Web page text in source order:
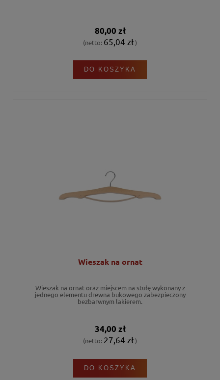
80,00 zł
(netto: 65,04 zł)
DO KOSZYKA
Wieszak na ornat
Wieszak na ornat oraz miejscem na stułę wykonany z
jednego elementu drewna bukowego zabezpieczony
bezbarwnym lakierem.
34,00 zł
(netto: 27,64 zł)
DO KOSZYKA